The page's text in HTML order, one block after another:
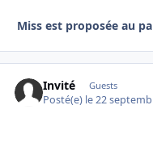
Miss est proposée au
Invité Guests
Posté(e) le 22